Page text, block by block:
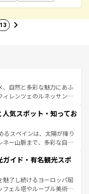
13
、自然と多彩な魅力にあふ
ィレンツェのルネッサンス
風景やアマルフィ海岸の絶
観光の合間には、本場の
リア料理を堪能することも
で、すべての瞬間を楽し
ンテンツ一覧を参照してほ
気スポット・知ってお
るスペインは、太陽が降り
ー山脈まで、多彩な自然
なフラメンコ、熱気あふ
が生活の一部となってい
雰囲気や、バルセロナの
は古代ローマ遺跡や中世
イド・有名観光スポ
魅了し続けるヨーロッパ屈
ェル塔やルーブル美術館